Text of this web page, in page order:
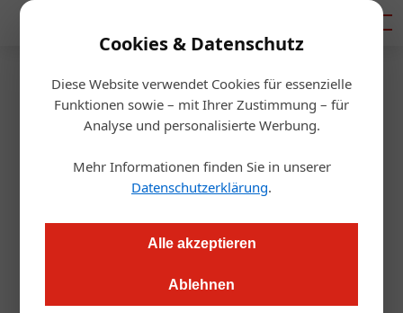
Cookies & Datenschutz
Diese Website verwendet Cookies für essenzielle
Funktionen sowie – mit Ihrer Zustimmung – für
Analyse und personalisierte Werbung.
Mehr Informationen finden Sie in unserer
Datenschutzerklärung.
Alle akzeptieren
Ablehnen
Startseite/Getränke
Neu von Jägermeister: Das
Manifest
Szene ist nicht genug: Jägermeister möchte den
Premiummarkt erobern und launcht einen neuen Kräuterlikör